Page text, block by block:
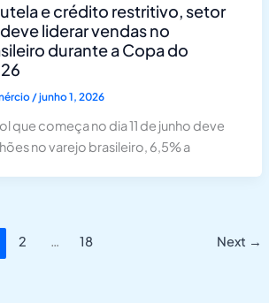
e crédito restritivo, setor
liderar vendas no
durante a Copa do
/junho 1, 2026
que começa no dia 11 de junho deve
no varejo brasileiro, 6,5% a
2 … 18 Next →